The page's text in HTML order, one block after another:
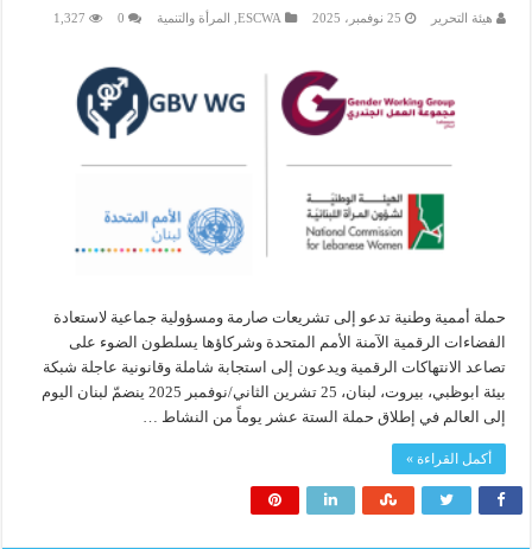
هيئة التحرير 25 نوفمبر، 2025 ESCWA
, المرأة والتنمية 0
1,327
حملة أممية وطنية تدعو إلى تشريعات صارمة ومسؤولية جماعية لاستعادة
الفضاءات الرقمية الآمنة الأمم المتحدة وشركاؤها يسلطون الضوء على
تصاعد الانتهاكات الرقمية ويدعون إلى استجابة شاملة وقانونية عاجلة شبكة
بيئة ابوظبي، بيروت، لبنان، 25 تشرين الثاني/نوفمبر 2025 ينضمّ لبنان اليوم
إلى العالم في إطلاق حملة الستة عشر يوماً من النشاط …
أكمل القراءة »